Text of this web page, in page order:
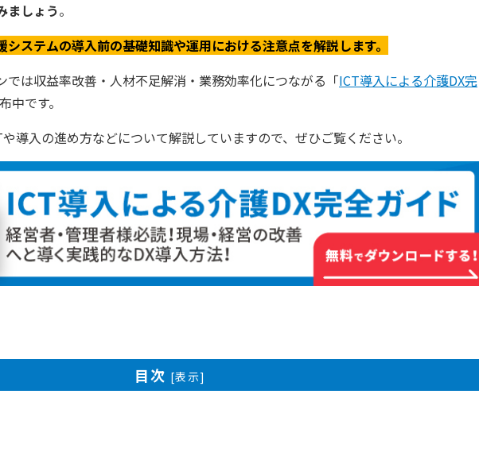
ましょう。
システムの導入前の基礎知識や運用における注意点を解説します。
では収益率改善・人材不足解消・業務効率化につながる「ICT導入による介護DX完
中です。
導入の進め方などについて解説していますので、ぜひご覧ください。
目次 [表示]